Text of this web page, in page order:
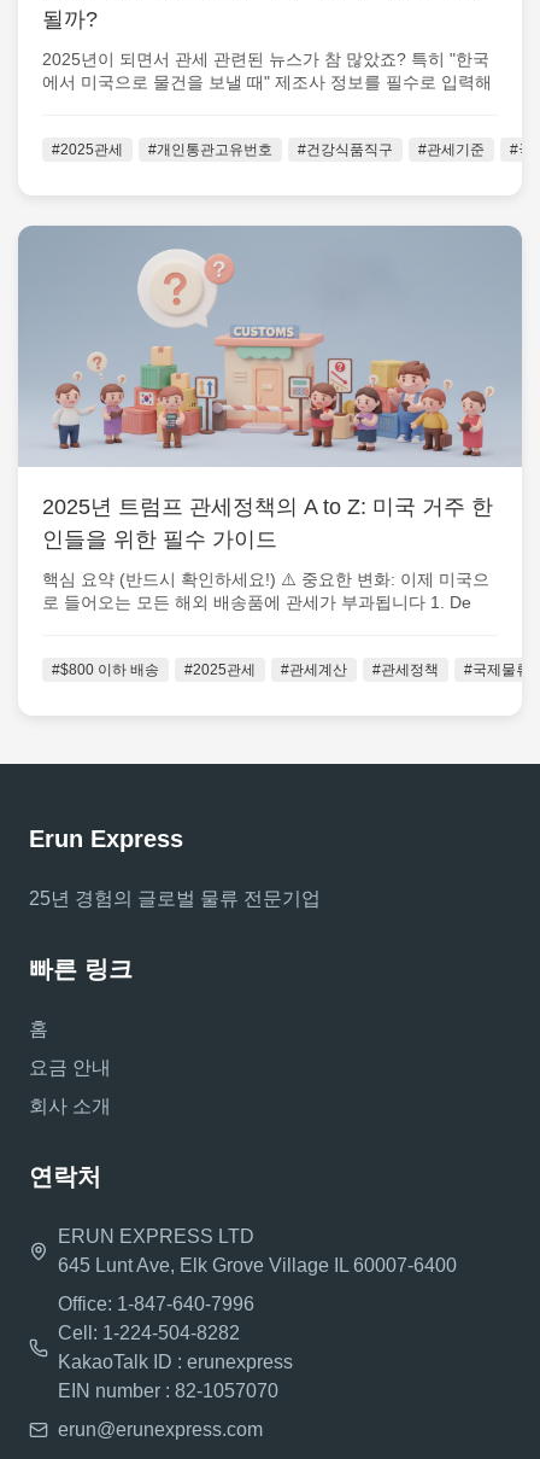
될까?
2025년이 되면서 관세 관련된 뉴스가 참 많았죠? 특히 "한국
에서 미국으로 물건을 보낼 때" 제조사 정보를 필수로 입력해
#2025관세 #개인통관고유번호 #건강식품직구 #관세기준 #국
2025년 트럼프 관세정책의 A to Z: 미국 거주 한
인들을 위한 필수 가이드
핵심 요약 (반드시 확인하세요!) ⚠️ 중요한 변화: 이제 미국으
로 들어오는 모든 해외 배송품에 관세가 부과됩니다 1. De
#$800 이하 배송 #2025관세 #관세계산 #관세정책 #국제물류
Erun Express
25년 경험의 글로벌 물류 전문기업
빠른 링크
홈
요금 안내
회사 소개
연락처
ERUN EXPRESS LTD
645 Lunt Ave, Elk Grove Village IL 60007-6400
Office: 1-847-640-7996
Cell: 1-224-504-8282
KakaoTalk ID : erunexpress
EIN number : 82-1057070
erun@erunexpress.com